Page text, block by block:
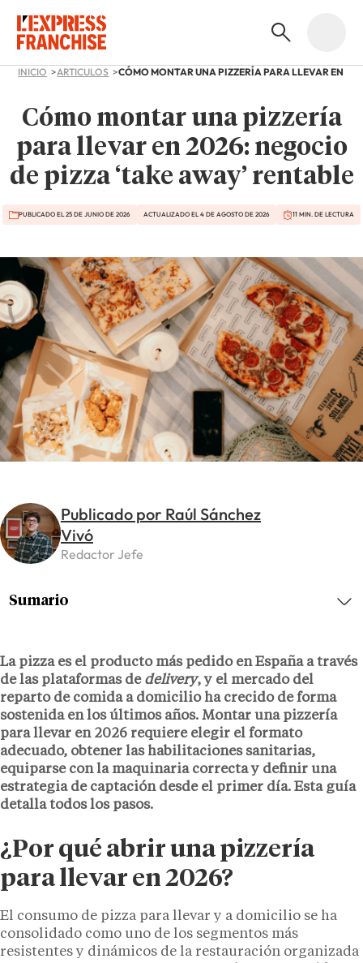
INICIO ARTICULOS
Cómo montar una pizzería
para llevar en 2026: negocio
de pizza ‘take away’ rentable
PUBLICADO EL 25 DE JUNIO DE 2026 ACTUALIZADO EL 4 DE AGOSTO DE 2026 11 MIN. DE LECTURA
Publicado por Raúl Sánchez
Vivó
Redactor Jefe
La pizza es el producto más pedido en España a través
de las plataformas de delivery, y el mercado del
reparto de comida a domicilio ha crecido de forma
sostenida en los últimos años. Montar una pizzería
para llevar en 2026 requiere elegir el formato
adecuado, obtener las habilitaciones sanitarias,
equiparse con la maquinaria correcta y definir una
estrategia de captación desde el primer día. Esta guía
detalla todos los pasos.
¿Por qué abrir una pizzería
para llevar en 2026?
El consumo de pizza para llevar y a domicilio se ha
consolidado como uno de los segmentos más
resistentes y dinámicos de la restauración organizada
Sumario